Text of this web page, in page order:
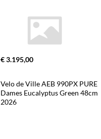
€ 3.195,00
Velo de Ville AEB 990PX PURE
Dames Eucalyptus Green 48cm
2026